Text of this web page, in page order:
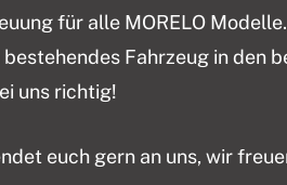
für alle MORELO
Fahrzeug in den
uns richtig!
euch gern an uns, wir